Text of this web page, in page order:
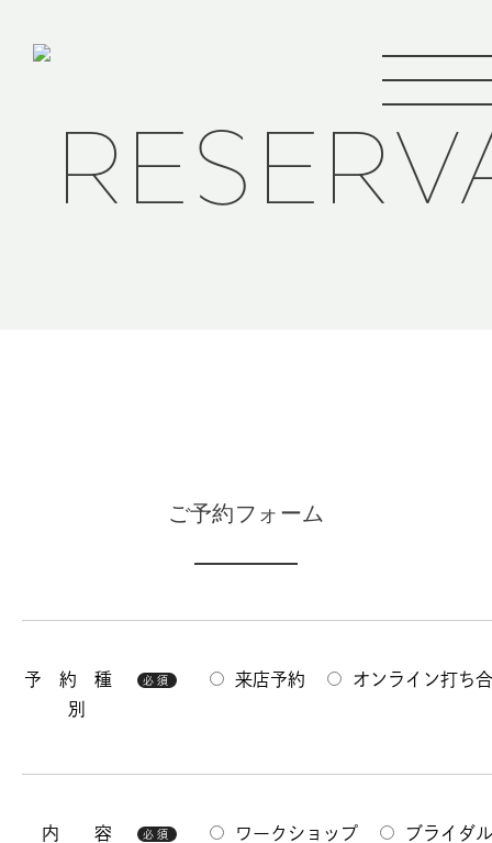
ご予約フォーム
予 約 種
別
必須 来店予約 オンライン打ち
内 容 必須 ワークショップ
ブライダ